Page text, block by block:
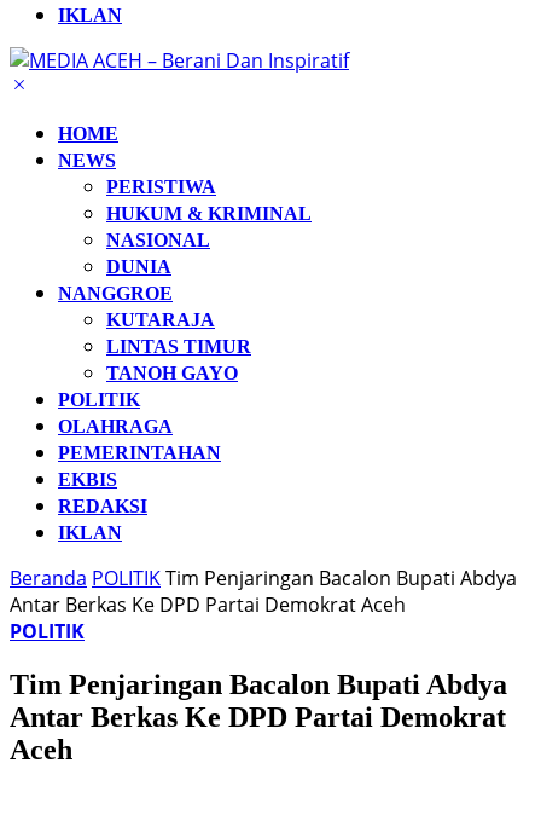
IKLAN
HOME
NEWS
PERISTIWA
HUKUM & KRIMINAL
NASIONAL
DUNIA
NANGGROE
KUTARAJA
LINTAS TIMUR
TANOH GAYO
POLITIK
OLAHRAGA
PEMERINTAHAN
EKBIS
REDAKSI
IKLAN
Beranda POLITIKTim Penjaringan Bacalon Bupati Abdya
Antar Berkas Ke DPD Partai Demokrat Aceh
POLITIK
Tim Penjaringan Bacalon Bupati Abdya
Antar Berkas Ke DPD Partai Demokrat
Aceh